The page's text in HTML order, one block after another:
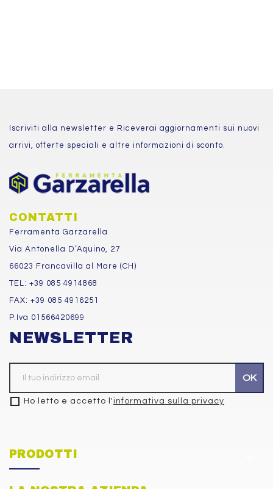
Iscriviti alla newsletter e Riceverai aggiornamenti sui nuovi
arrivi, offerte speciali e altre informazioni di sconto.
CONTATTI
Ferramenta Garzarella
Via Antonella D’Aquino, 27
66023 Francavilla al Mare (CH)
TEL: +39 085 4914868
FAX: +39 085 4916251
P.Iva 01566420699
NEWSLETTER
Ho letto e accetto l' informativa sulla privacy
PRODOTTI